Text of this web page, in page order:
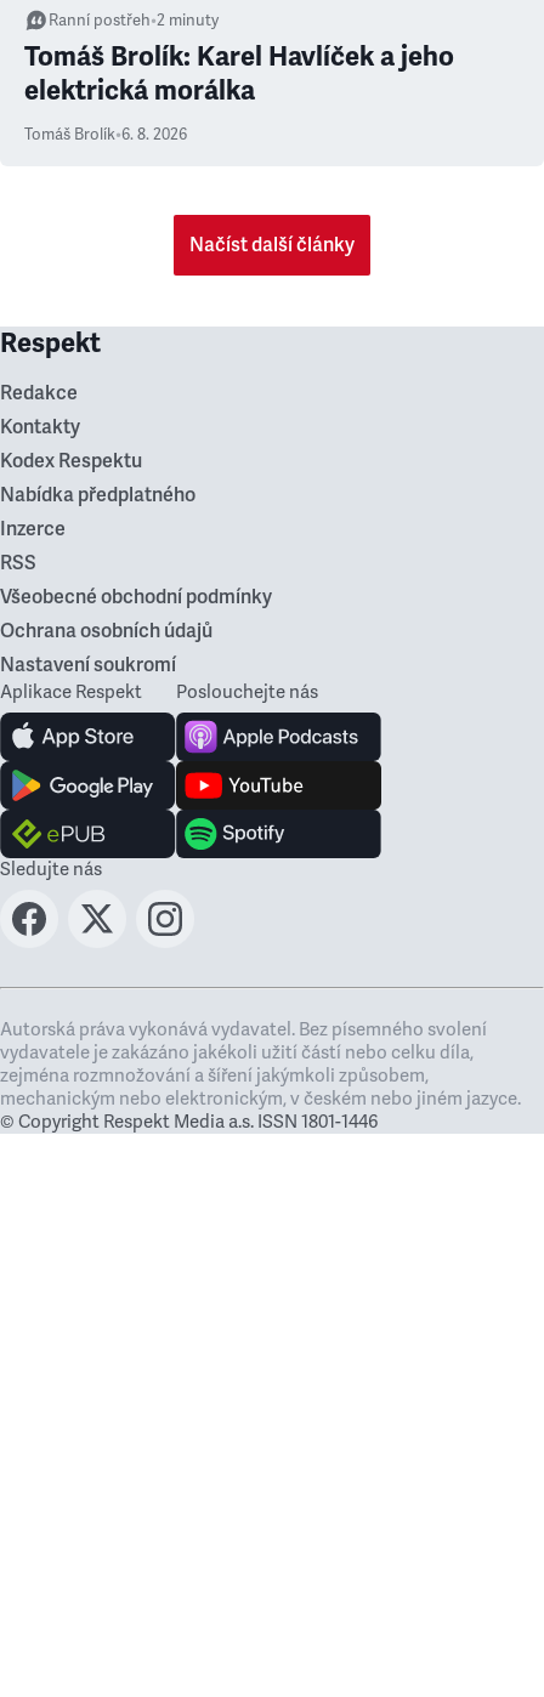
Ranní postřeh•2 minuty
Tomáš Brolík: Karel Havlíček a jeho
elektrická morálka
Tomáš Brolík•6. 8. 2026
Načíst další články
Respekt
Redakce
Kontakty
Kodex Respektu
Nabídka předplatného
Inzerce
RSS
Všeobecné obchodní podmínky
Ochrana osobních údajů
Nastavení soukromí
Aplikace Respekt Poslouchejte nás
Sledujte nás
Autorská práva vykonává vydavatel. Bez písemného svolení
vydavatele je zakázáno jakékoli užití částí nebo celku díla,
zejména rozmnožování a šíření jakýmkoli způsobem,
mechanickým nebo elektronickým, v českém nebo jiném jazyce.
© Copyright Respekt Media a.s. ISSN 1801-1446